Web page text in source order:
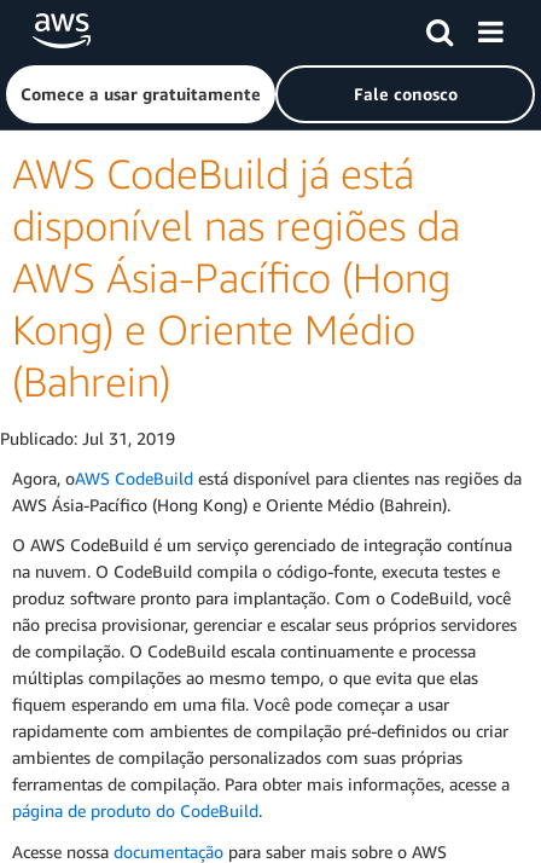
Pular para o conteúdo principal
Clique aqui para voltar à página inicial da Amazon Web
Comece a usar gratuitamente Fale conosco
AWS CodeBuild já está
disponível nas regiões da
AWS Ásia-Pacífico (Hong
Kong) e Oriente Médio
(Bahrein)
Publicado: Jul 31, 2019
Agora, oAWS CodeBuild está disponível para clientes nas regiões da
AWS Ásia-Pacífico (Hong Kong) e Oriente Médio (Bahrein).
O AWS CodeBuild é um serviço gerenciado de integração contínua
na nuvem. O CodeBuild compila o código-fonte, executa testes e
produz software pronto para implantação. Com o CodeBuild, você
não precisa provisionar, gerenciar e escalar seus próprios servidores
de compilação. O CodeBuild escala continuamente e processa
múltiplas compilações ao mesmo tempo, o que evita que elas
fiquem esperando em uma fila. Você pode começar a usar
rapidamente com ambientes de compilação pré-definidos ou criar
ambientes de compilação personalizados com suas próprias
ferramentas de compilação. Para obter mais informações, acesse a
página de produto do CodeBuild.
Acesse nossa documentação para saber mais sobre o AWS